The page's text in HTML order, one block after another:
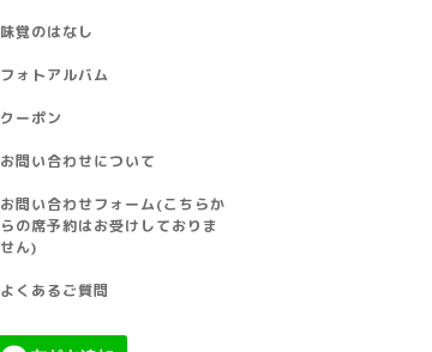
味覚のはなし
フォトアルバム
クーポン
お問い合わせについて
お問い合わせフォーム(こちらか
らの席予約はお受けしておりま
せん)
よくあるご質問